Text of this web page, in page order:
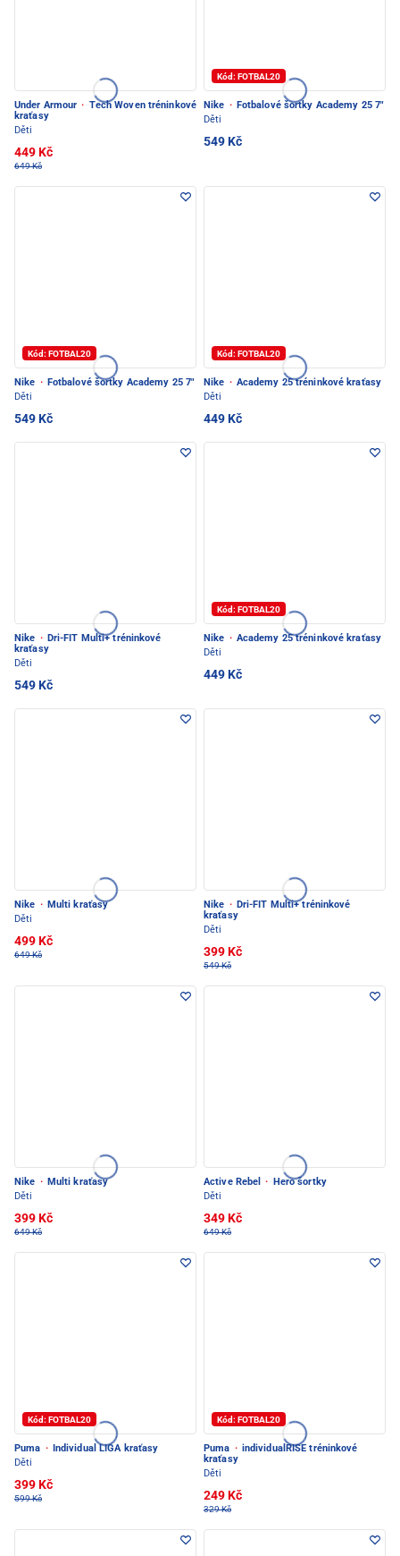
Under Armour · Tech Woven tréninkové
kraťasy
Děti
449 Kč
649 Kč
Kód: FOTBAL20
Nike · Fotbalové šortky Academy 25 7"
Děti
549 Kč
Kód: FOTBAL20
Nike · Fotbalové šortky Academy 25 7"
Děti
549 Kč
Kód: FOTBAL20
Nike · Academy 25 tréninkové kraťasy
Děti
449 Kč
Nike · Dri-FIT Multi+ tréninkové
kraťasy
Děti
549 Kč
Kód: FOTBAL20
Nike · Academy 25 tréninkové kraťasy
Děti
449 Kč
Nike · Multi kraťasy
Děti
499 Kč
649 Kč
Nike · Dri-FIT Multi+ tréninkové
kraťasy
Děti
399 Kč
549 Kč
Nike · Multi kraťasy
Děti
399 Kč
649 Kč
Active Rebel ·
Hero šortky
Děti
349 Kč
649 Kč
Kód: FOTBAL20
Puma ·
Individual LIGA kraťasy
Děti
399 Kč
599 Kč
Kód: FOTBAL20
Puma · individualRISE tréninkové
kraťasy
Děti
249 Kč
329 Kč